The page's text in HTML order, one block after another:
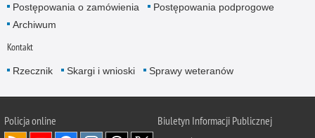
Postępowania o zamówienia
Postępowania podprogowe
Archiwum
Kontakt
Rzecznik Skargi i wnioski Sprawy weteranów
Policjaonline
Biuletyn Informacji Publicznej